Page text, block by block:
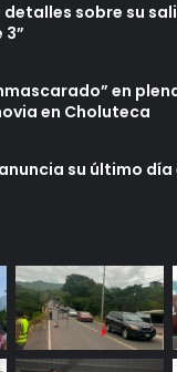
detalles sobre su
3”
en
en Choluteca
su último día